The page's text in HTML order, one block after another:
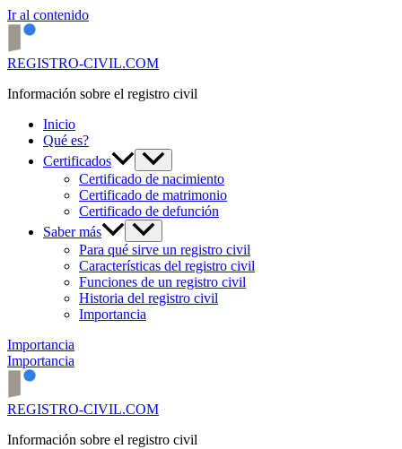
Ir al contenido
REGISTRO-CIVIL.COM
Información sobre el registro civil
Inicio
Qué es?
Certificados
Certificado de nacimiento
Certificado de matrimonio
Certificado de defunción
Saber más
Para qué sirve un registro civil
Características del registro civil
Funciones de un registro civil
Historia del registro civil
Importancia
Importancia
Importancia
REGISTRO-CIVIL.COM
Información sobre el registro civil